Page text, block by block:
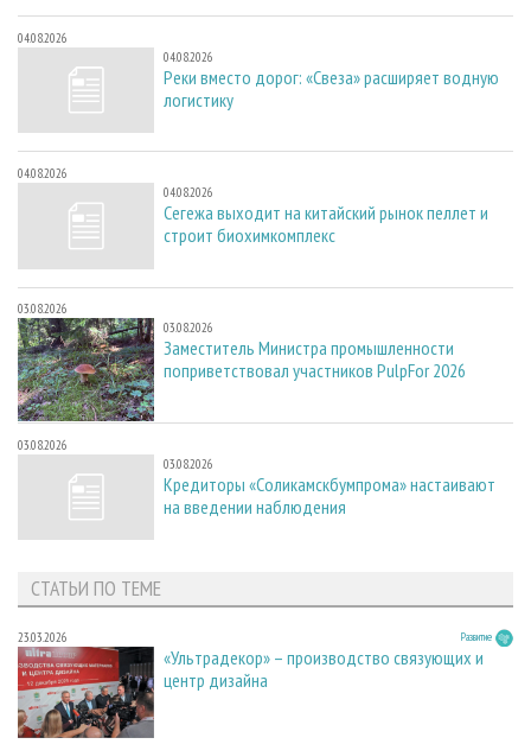
04.08.2026
04.08.2026
Реки вместо дорог: «Свеза» расширяет водную
логистику
04.08.2026
04.08.2026
Сегежа выходит на китайский рынок пеллет и
строит биохимкомплекс
03.08.2026
03.08.2026
Заместитель Министра промышленности
поприветствовал участников PulpFor 2026
03.08.2026
03.08.2026
Кредиторы «Соликамскбумпрома» настаивают
на введении наблюдения
СТАТЬИ ПО ТЕМЕ
23.03.2026 Развитие
«Ультрадекор» – производство связующих и
центр дизайна